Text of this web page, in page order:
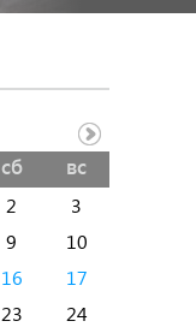
сб вс
2
3
9
10
16
17
23
24